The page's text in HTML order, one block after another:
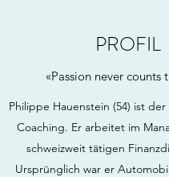
PROFIL
«Passion never counts
Philippe Hauenstein (54) ist
Coaching. Er arbeitet im
schweizweit tätigen
Ursprünglich war er